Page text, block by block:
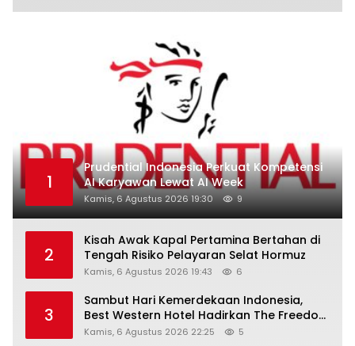
1
Prudential Indonesia Perkuat Kompetensi
AI Karyawan Lewat AI Week
Kamis, 6 Agustus 2026 19:30 9
2
Kisah Awak Kapal Pertamina Bertahan di
Tengah Risiko Pelayaran Selat Hormuz
Kamis, 6 Agustus 2026 19:43 6
3
Sambut Hari Kemerdekaan Indonesia,
Best Western Hotel Hadirkan The Freedom
Stay Diskon Hingga 45%
Kamis, 6 Agustus 2026 22:25 5